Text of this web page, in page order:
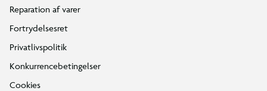
Reparation af varer
Fortrydelsesret
Privatlivspolitik
Konkurrencebetingelser
Cookies